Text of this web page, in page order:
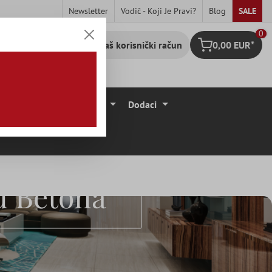
Newsletter Vodič - Koji Je Pravi? Blog SALE
Vaš korisnički račun Košarica
0
0,00 EUR*
Dodaci
Betona